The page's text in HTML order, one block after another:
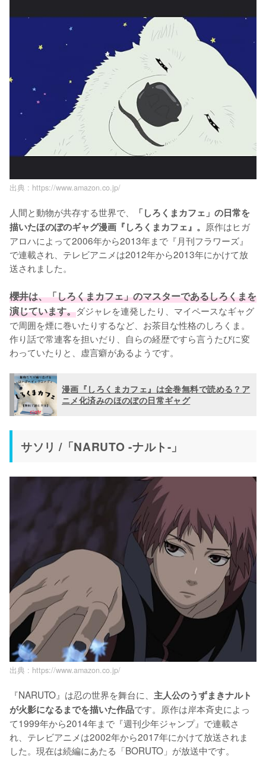
出典 : https://www.amazon.co.jp/
人間と動物が共存する世界で、
「しろくまカフェ」の日常を
描いたほのぼのギャグ漫画『しろくまカフェ』。 原作はヒガ
アロハによって2006年から2013年まで『月刊フラワーズ』
で連載され、テレビアニメは2012年から2013年にかけて放
送されました。
櫻井は、「しろくまカフェ」のマスターであるしろくまを
演じています。ダジャレを連発したり、マイペースなギャグ
で周囲を煙に巻いたりするなど、お茶目な性格のしろくま。
作り話で常連客を担いだり、自らの経歴ですら言うたびに変
わっていたりと、虚言癖があるようです。
漫画『しろくまカフェ』は全巻無料で読める？ア
ニメ化済みのほのぼの日常ギャグ
サソリ /「NARUTO -ナルト-」
出典 : https://www.amazon.co.jp/
『NARUTO』は忍の世界を舞台に、 主人公のうずまきナルト
が火影になるまでを描いた作品です。原作は岸本斉史によっ
て1999年から2014年まで『週刊少年ジャンプ』で連載さ
れ、テレビアニメは2002年から2017年にかけて放送されま
した。現在は続編にあたる「BORUTO」が放送中です。